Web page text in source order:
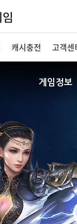
캐시충전 고객센
게임정보